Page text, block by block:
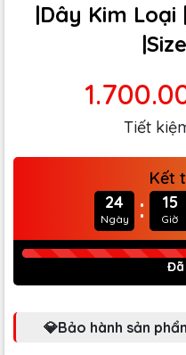
|Dây Kim
Tiết
Kết
24
Ngày : 15
Giờ
Đã
💎Bảo hành sản